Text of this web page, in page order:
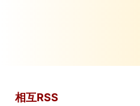
相互RSS